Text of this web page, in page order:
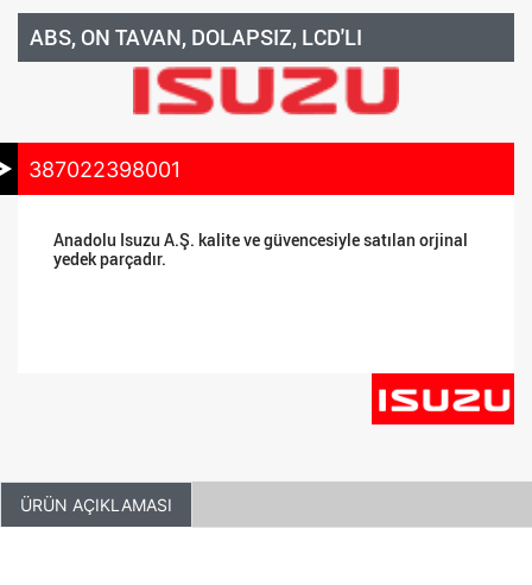
ABS, ON TAVAN, DOLAPSIZ, LCD'LI
387022398001
Anadolu Isuzu A.Ş. kalite ve güvencesiyle satılan orjinal
yedek parçadır.
ÜRÜN AÇIKLAMASI